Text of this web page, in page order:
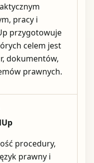
pracy i
przygotowuje
celem jest
dokumentów,
prawnych.
procedury,
prawny i